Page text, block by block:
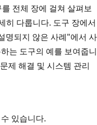
전체 장에 걸쳐 살펴보
히 다룹니다. 도구 장에서
명되지 않은 사례"에서 사
는 도구의 예를 보여줍니
제 해결 및 시스템 관리
있습니다.